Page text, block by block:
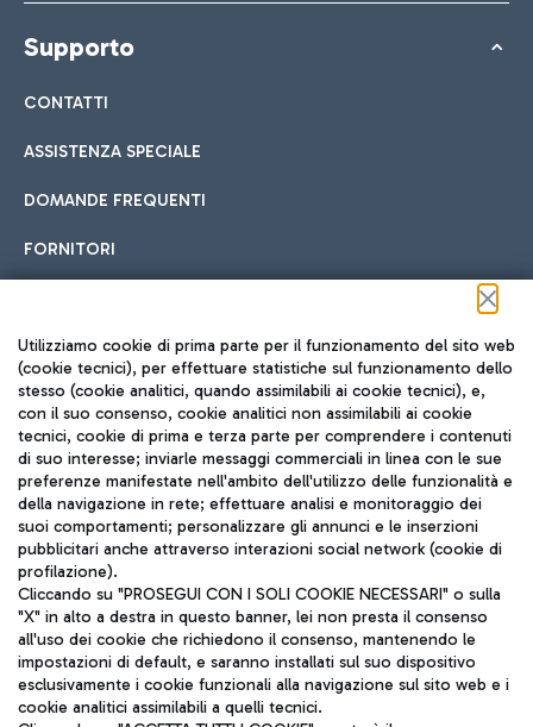
Supporto
CONTATTI
ASSISTENZA SPECIALE
DOMANDE FREQUENTI
FORNITORI
Seguici sui social
TRAVEL JOURNAL
ITA
Aeroporti di Roma S.p.A. - Società soggetta a direzione e
Utilizziamo cookie di prima parte per il funzionamento del sito web
(cookie tecnici), per effettuare statistiche sul funzionamento dello
stesso (cookie analitici, quando assimilabili ai cookie tecnici), e,
con il suo consenso, cookie analitici non assimilabili ai cookie
tecnici, cookie di prima e terza parte per comprendere i contenuti
di suo interesse; inviarle messaggi commerciali in linea con le sue
preferenze manifestate nell'ambito dell'utilizzo delle funzionalità e
della navigazione in rete; effettuare analisi e monitoraggio dei
suoi comportamenti; personalizzare gli annunci e le inserzioni
pubblicitari anche attraverso interazioni social network (cookie di
profilazione).
Cliccando su "PROSEGUI CON I SOLI COOKIE NECESSARI" o sulla
"X" in alto a destra in questo banner, lei non presta il consenso
all'uso dei cookie che richiedono il consenso, mantenendo le
impostazioni di default, e saranno installati sul suo dispositivo
esclusivamente i cookie funzionali alla navigazione sul sito web e i
cookie analitici assimilabili a quelli tecnici.